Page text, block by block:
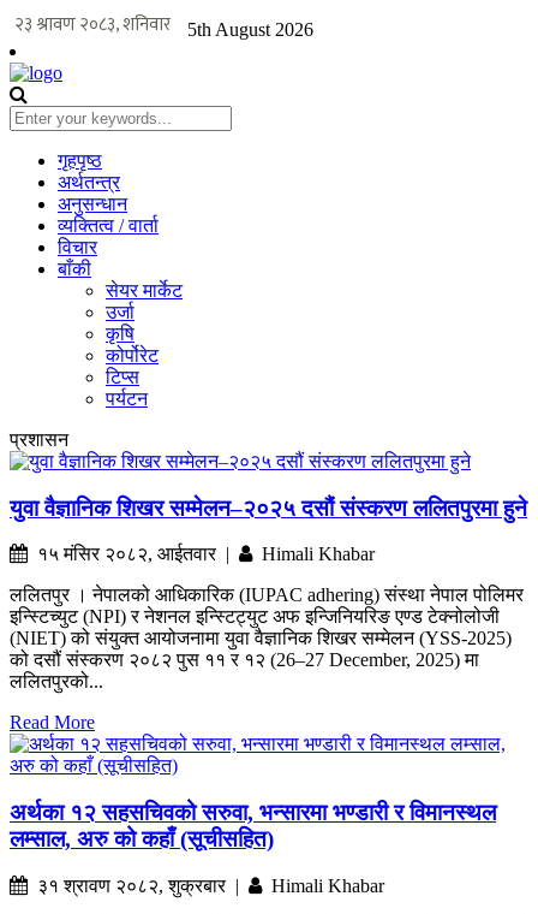
5th August 2026
गृहपृष्ठ
अर्थतन्त्र
अनुसन्धान
व्यक्तित्व / वार्ता
विचार
बाँकी
सेयर मार्केट
उर्जा
कृषि
कोर्पोरेट
टिप्स
पर्यटन
प्रशासन
युवा वैज्ञानिक शिखर सम्मेलन–२०२५ दसौं संस्करण ललितपुरमा हुने
१५ मंसिर २०८२, आईतवार |
Himali Khabar
ललितपुर । नेपालको आधिकारिक (IUPAC adhering) संस्था नेपाल पोलिमर
इन्स्टिच्युट (NPI) र नेशनल इन्स्टिट्युट अफ इन्जिनियरिङ एण्ड टेक्नोलोजी
(NIET) को संयुक्त आयोजनामा युवा वैज्ञानिक शिखर सम्मेलन (YSS-2025)
को दसौं संस्करण २०८२ पुस ११ र १२ (26–27 December, 2025) मा
ललितपुरको...
Read More
अर्थका १२ सहसचिवको सरुवा, भन्सारमा भण्डारी र विमानस्थल
लम्साल, अरु को कहाँ (सूचीसहित)
३१ श्रावण २०८२, शुक्रबार |
Himali Khabar